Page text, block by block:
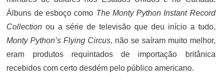
Álbuns de esboço como The Monty Python Instant Record
Collection ou a série de televisão que deu início a tudo,
Monty Python’s Flying Circus, não se saíram muito melhor,
eram produtos requintados de importação britânica
recebidos com certo desdém pelo público americano.